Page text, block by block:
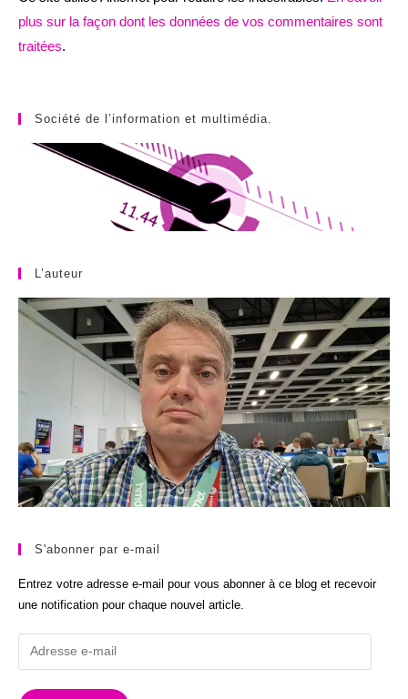
plus sur la façon dont les données de vos commentaires sont
traitées.
Société de l’information et multimédia.
L’auteur
S'abonner par e-mail
Entrez votre adresse e-mail pour vous abonner à ce blog et recevoir
une notification pour chaque nouvel article.
Adresse
e-
mail